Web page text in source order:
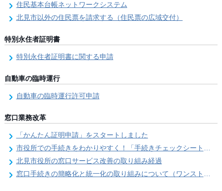
住民基本台帳ネットワークシステム
北見市以外の住民票を請求する（住民票の広域交付）
特別永住者証明書
特別永住者証明書に関する申請
自動車の臨時運行
自動車の臨時運行許可申請
窓口業務改革
「かんたん証明申請」をスタートしました
市役所での手続きをわかりやすく！「手続きチェックシート」を導入しました
北見市役所の窓口サービス改善の取り組み経過
窓口手続きの簡略化と統一化の取り組みについて（ワンストップサービス推進事業）